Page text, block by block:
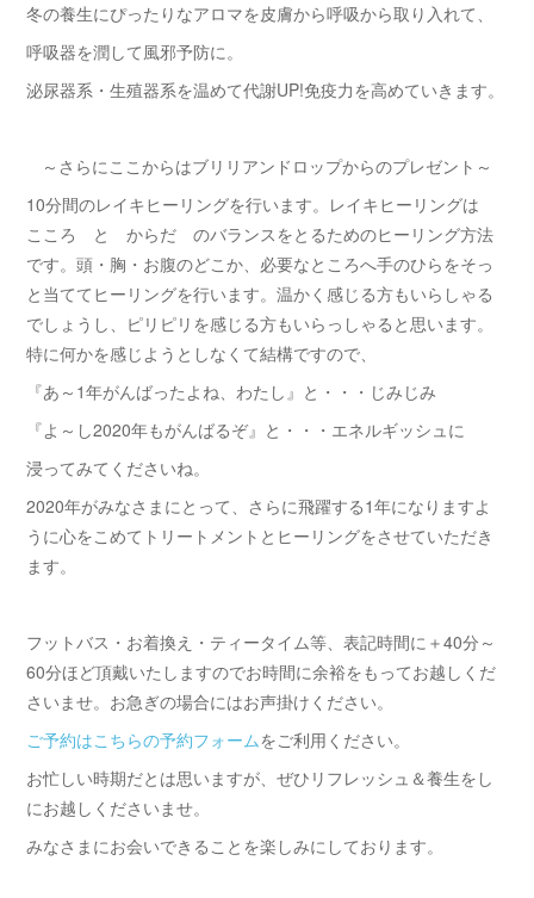
冬の養生にぴったりなアロマを皮膚から呼吸から取り入れて、
呼吸器を潤して風邪予防に。
泌尿器系・生殖器系を温めて代謝UP!免疫力を高めていきます。
～さらにここからはブリリアンドロップからのプレゼント～
10分間のレイキヒーリングを行います。レイキヒーリングは
こころ と からだ のバランスをとるためのヒーリング方法
です。頭・胸・お腹のどこか、必要なところへ手のひらをそっ
と当ててヒーリングを行います。温かく感じる方もいらしゃる
でしょうし、ピリピリを感じる方もいらっしゃると思います。
特に何かを感じようとしなくて結構ですので、
『あ～1年がんばったよね、わたし』と・・・じみじみ
『よ～し2020年もがんばるぞ』と・・・エネルギッシュに
浸ってみてくださいね。
2020年がみなさまにとって、さらに飛躍する1年になりますよ
うに心をこめてトリートメントとヒーリングをさせていただき
ます。
フットバス・お着換え・ティータイム等、表記時間に＋40分～
60分ほど頂戴いたしますのでお時間に余裕をもってお越しくだ
さいませ。お急ぎの場合にはお声掛けください。
ご予約はこちらの予約フォームをご利用ください。
お忙しい時期だとは思いますが、ぜひリフレッシュ＆養生をし
にお越しくださいませ。
みなさまにお会いできることを楽しみにしております。